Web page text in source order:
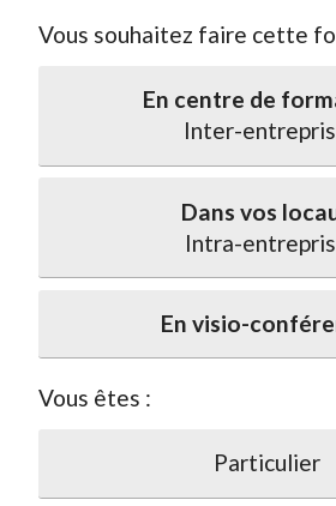
Vous souhaitez faire cette
En centre de
Inter-
Dans vos
Intra-
En visio-
Vous êtes :
Particulier